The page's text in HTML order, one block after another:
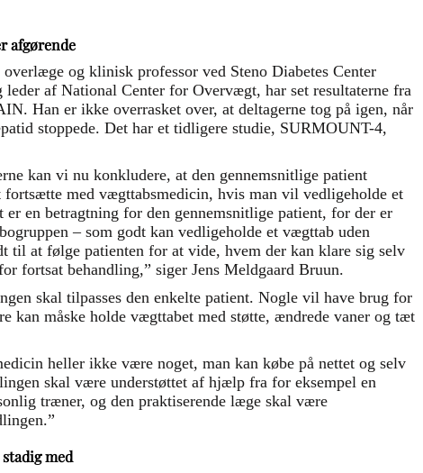
afgørende
og klinisk professor ved Steno Diabetes Center
af National Center for Overvægt, har set resultaterne fra
Han er ikke overrasket over, at deltagerne tog på igen, når
stoppede. Det har et tidligere studie, SURMOUNT-4,
kan vi nu konkludere, at den gennemsnitlige patient
med vægttabsmedicin, hvis man vil vedligeholde et
en betragtning for den gennemsnitlige patient, for der er
– som godt kan vedligeholde et vægttab uden
til at følge patienten for at vide, hvem der kan klare sig selv
fortsat behandling,” siger Jens Meldgaard Bruun.
skal tilpasses den enkelte patient. Nogle vil have brug for
kan måske holde vægttabet med støtte, ændrede vaner og tæt
heller ikke være noget, man kan købe på nettet og selv
skal være understøttet af hjælp fra for eksempel en
træner, og den praktiserende læge skal være
med